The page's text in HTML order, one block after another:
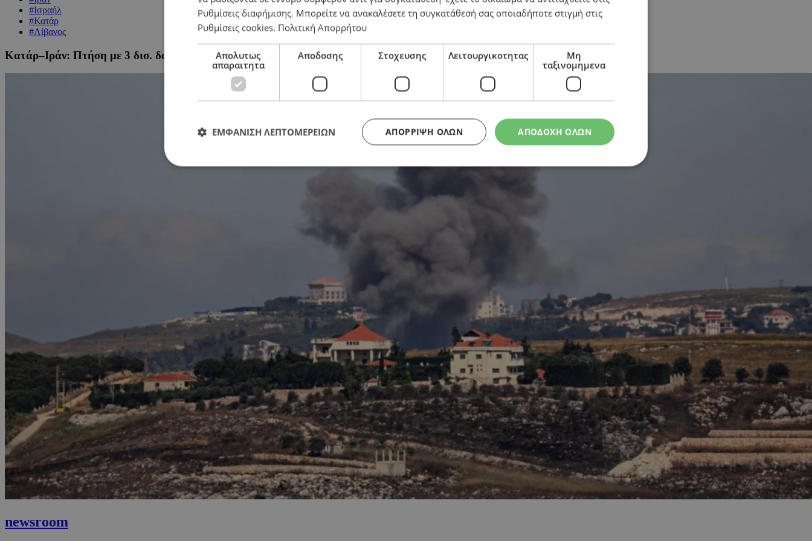
#Ισραήλ
#Κατάρ
#Λίβανος
Κατάρ–Ιράν: Πτήση με 3 δισ. δολάρια από παγωμένα ιρανικά κεφάλαια – Πώς συνδέεται με την κατάπαυση του πυρός
newsroom
Ρυθμίσεις διαφήμισης. Μπορείτε να ανακαλέσετε τη συγκατάθεσή σας οποιαδήποτε στιγμή στις
Ρυθμίσεις cookies. Πολιτική Απορρήτου
Απολυτως
απαραιτητα
Αποδοσης Στοχευσης Λειτουργικοτητας
Μη
ταξινομημενα
ΑΠΟΔΟΧΗ ΟΛΩΝ
ΑΠΌΡΡΙΨΗ ΌΛΩΝ
ΕΜΦΑΝΙΣΗ ΛΕΠΤΟΜΕΡΕΙΩΝ